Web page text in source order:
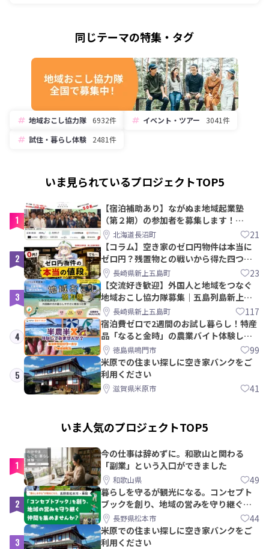
同じテーマの特集・タグ
地域おこし協力隊 6932件 イベント・ツアー
3041件
試住・暮らし体験
2481件
いま見られているプロジェクトTOP5
1
【宿泊補助あり】ながぬま地域起業塾
（第２期）の参加者を募集します！
【8/21〆】
北海道長沼町 21
2
【コラム】空き家のゼロ円物件は本当に
ゼロ円？残置物との戦いから得た四つの
教訓｜新上五島町
長崎県新上五島町 23
3
【交流好き歓迎】外国人と地域をつなぐ
地域おこし協力隊募集｜五島列島新上五
島町長崎県新上五島町 117
4
宿泊費ゼロで2週間のお試し暮らし！特産
品「なると金時」の農業バイト体験して
みませんか？
徳島県鳴門市 99
5
米原での住まい探しに空き家バンクをご
利用ください
滋賀県米原市 41
いま人気のプロジェクトTOP5
1
今の仕事は辞めずに。和歌山と関わる
「副業」という入口ができました
和歌山県 49
2
暮らしを守るが観光になる。コンセプト
ブックを創り、地域の営みを守り継ぐ仲
間を集めませんか？
長野県松本市 44
3
米原での住まい探しに空き家バンクをご
利用ください